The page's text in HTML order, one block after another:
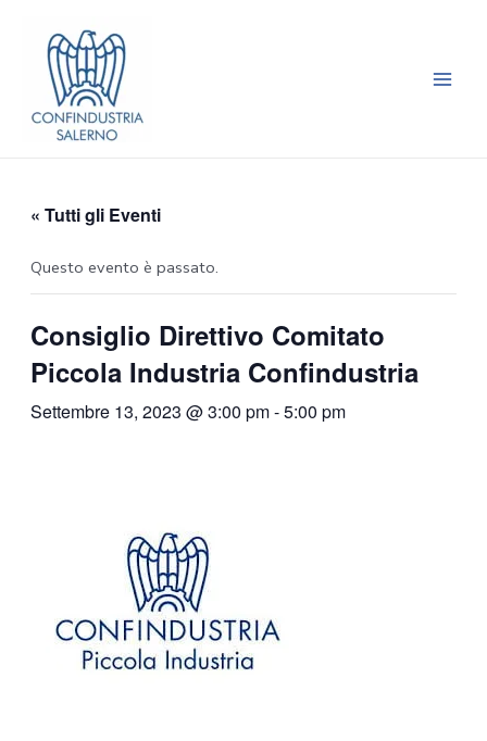
contenuto
« Tutti gli Eventi
Questo evento è passato.
Consiglio Direttivo Comitato
Piccola Industria Confindustria
Settembre 13, 2023 @ 3:00 pm-5:00 pm